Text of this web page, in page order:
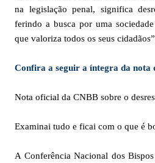
na legislação penal, significa
ferindo a busca por uma
que valoriza todos os seus
Confira a seguir a íntegra da nota
Nota oficial da CNBB sobre o
Examinai tudo e ficai com o que é
A Conferência Nacional dos